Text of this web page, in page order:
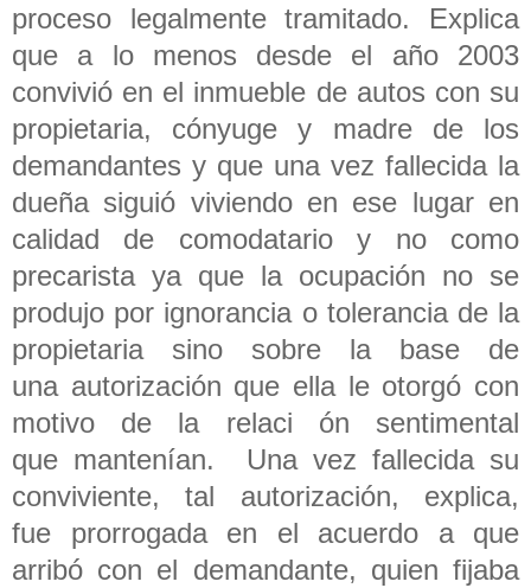
proceso legalmente tramitado. Explica
que a lo menos desde el año 2003
convivió en el inmueble de autos con su
propietaria, cónyuge y madre de los
demandantes y que una vez fallecida la
dueña siguió viviendo en ese lugar en
calidad de comodatario y no como
precarista ya que la ocupación no se
produjo por ignorancia o tolerancia de la
propietaria sino sobre la base de
una autorización que ella le otorgó con
motivo de la relaci ón sentimental
que mantenían. Una vez fallecida su
conviviente, tal autorización, explica,
fue prorrogada en el acuerdo a que
arribó con el demandante, quien fijaba